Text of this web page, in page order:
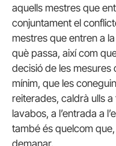
aquells mestres que
conjuntament el
mestres que entren a
què passa, així com
decisió de les mesures
mínim, que les
reiterades, caldrà ulls a
lavabos, a l’entrada a
també és quelcom
demanar.